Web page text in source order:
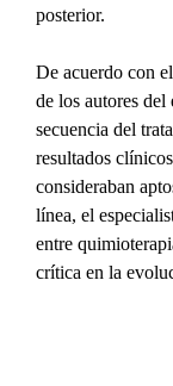
posterior.
De acuerdo con
de los autores
secuencia del
resultados
consideraban
línea, el
entre
crítica en la